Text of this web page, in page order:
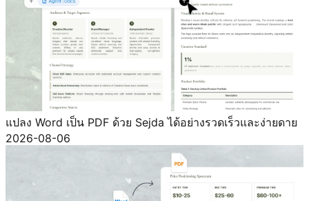
แปลง Word เป็น PDF ด้วย Sejda ได้อย่างรวดเร็วและง่ายดาย
2026-08-06